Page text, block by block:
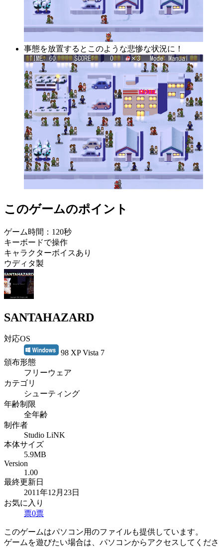
事態を放置するとこのような悲惨な状況に！
このゲームのポイント
ゲーム時間：120秒
キーボードで操作
キャラクターボイスあり
ウディタ製
SANTAHAZARD
対応OS
98 XP Vista 7
頒布形態
フリーウェア
カテゴリ
シューティング
年齢制限
全年齢
制作者
Studio LiNK
本体サイズ
5.9MB
Version
1.00
最終更新日
2011年12月23日
お気に入り
票0票
このゲームはパソコン用のファイルも提供しています。
ゲームを遊びたい場合は、パソコンからアクセスしてくださ